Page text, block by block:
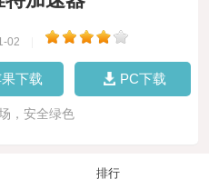
02
下载 PC下载
，安全绿色
排行